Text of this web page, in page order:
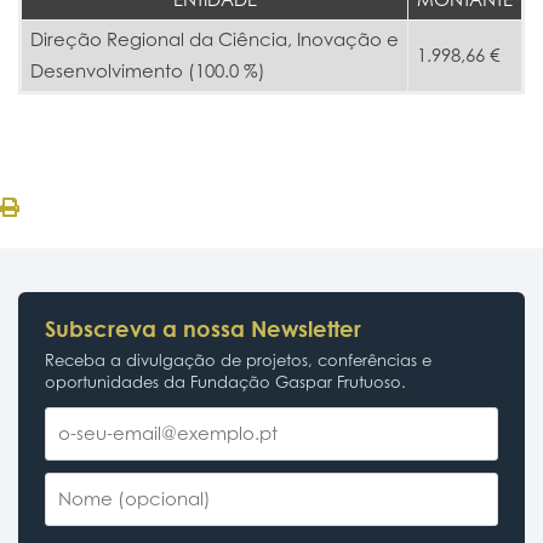
Direção Regional da Ciência, Inovação e
Desenvolvimento (100.0 %)
1.998,66 €
Subscreva a nossa Newsletter
Receba a divulgação de projetos, conferências e
oportunidades da Fundação Gaspar Frutuoso.